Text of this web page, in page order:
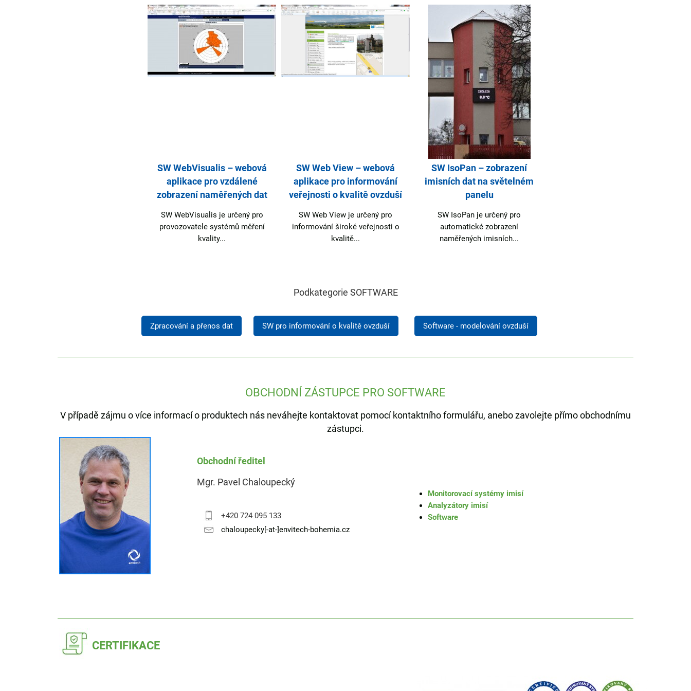
SW WebVisualis – webová
aplikace pro vzdálené
zobrazení naměřených dat
SW WebVisualis je určený pro
provozovatele systémů měření
kvality...
SW Web View – webová
aplikace pro informování
veřejnosti o kvalitě ovzduší
SW Web View je určený pro
informování široké veřejnosti o
kvalitě...
SW IsoPan – zobrazení
imisních dat na světelném
panelu
SW IsoPan je určený pro
automatické zobrazení
naměřených imisních...
Podkategorie SOFTWARE
Zpracování a přenos dat SW pro informování o kvalitě ovzduší Software - modelování ovzduší
OBCHODNÍ ZÁSTUPCE PRO SOFTWARE
V případě zájmu o více informací o produktech nás neváhejte kontaktovat pomocí kontaktního formulářu, anebo zavolejte přímo obchodnímu
zástupci.
Obchodní ředitel
Mgr. Pavel Chaloupecký
+420 724 095 133
chaloupecky[-at-]envitech-bohemia.cz
Monitorovací systémy imisí
Analyzátory imisí
Software
CERTIFIKACE